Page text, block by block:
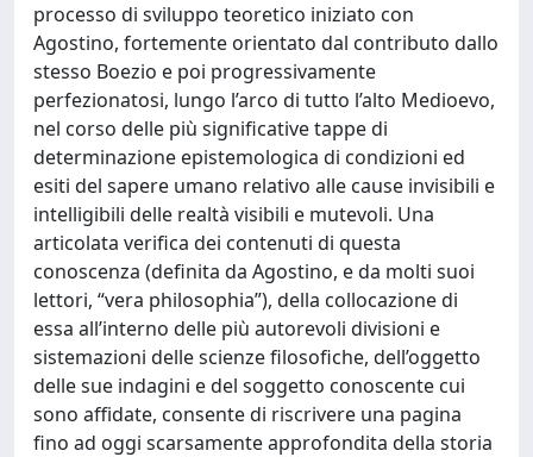
processo di sviluppo teoretico iniziato con
Agostino, fortemente orientato dal contributo dallo
stesso Boezio e poi progressivamente
perfezionatosi, lungo l’arco di tutto l’alto Medioevo,
nel corso delle più significative tappe di
determinazione epistemologica di condizioni ed
esiti del sapere umano relativo alle cause invisibili e
intelligibili delle realtà visibili e mutevoli. Una
articolata verifica dei contenuti di questa
conoscenza (definita da Agostino, e da molti suoi
lettori, “vera philosophia”), della collocazione di
essa all’interno delle più autorevoli divisioni e
sistemazioni delle scienze filosofiche, dell’oggetto
delle sue indagini e del soggetto conoscente cui
sono affidate, consente di riscrivere una pagina
fino ad oggi scarsamente approfondita della storia